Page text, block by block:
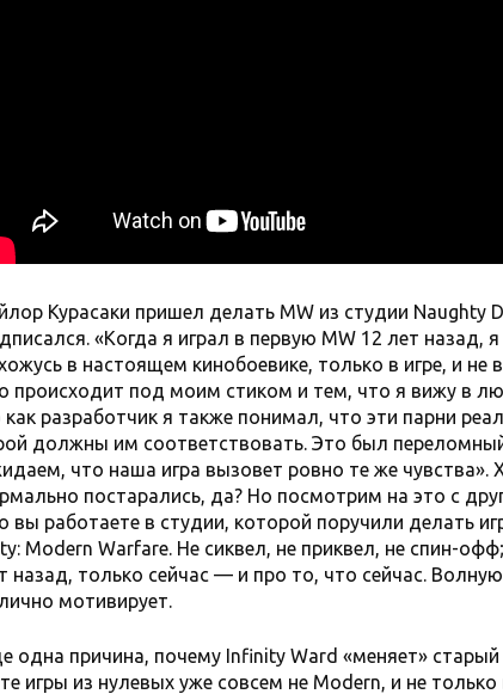
Курасаки пришел делать MW из студии Naughty
«Когда я играл в первую MW 12 лет назад,
в настоящем кинобоевике, только в игре, и
происходит под моим стиком и тем, что я вижу в
как разработчик я также понимал, что эти парни
должны им соответствовать. Это был
что наша игра вызовет ровно те же чувства».
постарались, да? Но посмотрим на это с
вы работаете в студии, которой поручили делать
Modern Warfare. Не сиквел, не приквел, не спин-
назад, только сейчас — и про то, что сейчас.
мотивирует.
одна причина, почему Infinity Ward «меняет»
игры из нулевых уже совсем не Modern, и не только